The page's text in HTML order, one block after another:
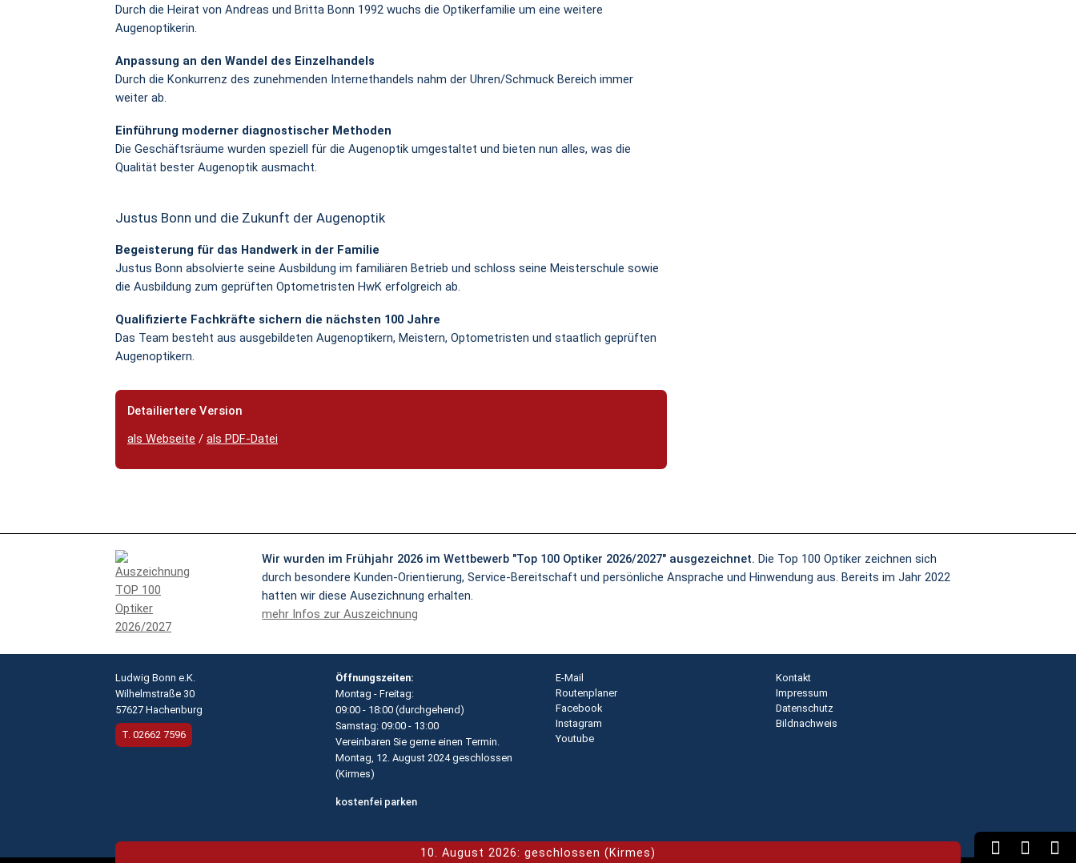
Durch die Heirat von Andreas und Britta Bonn 1992 wuchs die Optikerfamilie um eine weitere
Augenoptikerin.
Anpassung an den Wandel des Einzelhandels
Durch die Konkurrenz des zunehmenden Internethandels nahm der Uhren/Schmuck Bereich immer
weiter ab.
Einführung moderner diagnostischer Methoden
Die Geschäftsräume wurden speziell für die Augenoptik umgestaltet und bieten nun alles, was die
Qualität bester Augenoptik ausmacht.
Justus Bonn und die Zukunft der Augenoptik
Begeisterung für das Handwerk in der Familie
Justus Bonn absolvierte seine Ausbildung im familiären Betrieb und schloss seine Meisterschule sowie
die Ausbildung zum geprüften Optometristen HwK erfolgreich ab.
Qualifizierte Fachkräfte sichern die nächsten 100 Jahre
Das Team besteht aus ausgebildeten Augenoptikern, Meistern, Optometristen und staatlich geprüften
Augenoptikern.
Detailiertere Version
als Webseite / als PDF-Datei
Wir wurden im Frühjahr 2026 im Wettbewerb "Top 100 Optiker 2026/2027" ausgezeichnet. Die Top 100 Optiker zeichnen sich
durch besondere Kunden-Orientierung, Service-Bereitschaft und persönliche Ansprache und Hinwendung aus. Bereits im Jahr 2022
hatten wir diese Ausezichnung erhalten.
mehr Infos zur Auszeichnung
Ludwig Bonn e.K.
Wilhelmstraße 30
57627 Hachenburg
T. 02662 7596
Öffnungszeiten:
Montag - Freitag:
09:00 - 18:00 (durchgehend)
Samstag: 09:00 - 13:00
Vereinbaren Sie gerne einen Termin.
Montag, 12. August 2024 geschlossen
(Kirmes)
kostenfei parken
E-Mail
Routenplaner
Facebook
Instagram
Youtube
Kontakt
Impressum
Datenschutz
Bildnachweis
10. August 2026: geschlossen (Kirmes)